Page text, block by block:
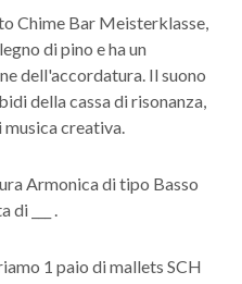
Chime Bar Meisterklasse,
di pino e ha un
dell'accordatura. Il suono
della cassa di risonanza,
creativa.
Armonica di tipo Basso
di ___ .
1 paio di mallets SCH